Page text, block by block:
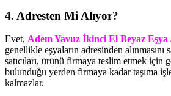
4. Adresten Mi Alıyor?
Evet, Adem Yavuz İkinci El Beyaz
genellikle eşyaların adresinden alınmasını
satıcıları, ürünü firmaya teslim etmek için
bulunduğu yerden firmaya kadar taşıma
kalmazlar.